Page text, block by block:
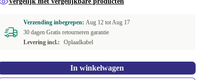
Verzending inbegrepen:Aug 12 totAug 17
30 dagen Gratis retourneren garantie
Levering incl.:
Oplaadkabel
In winkelwagen